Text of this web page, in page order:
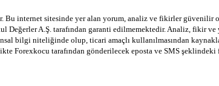
internet sitesinde yer alan yorum, analiz ve fikirler güvenilir
A.Ş. tarafından garanti edilmemektedir. Analiz, fikir
bilgi niteliğinde olup, ticari amaçlı kullanılmasından
Forexkocu tarafından gönderilecek eposta ve SMS